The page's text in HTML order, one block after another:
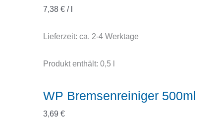
7,38 €/
Lieferzeit: ca. 2-4 Werktage
Produkt enthält: 0,5
WP Bremsenreiniger 500ml
3,69 €